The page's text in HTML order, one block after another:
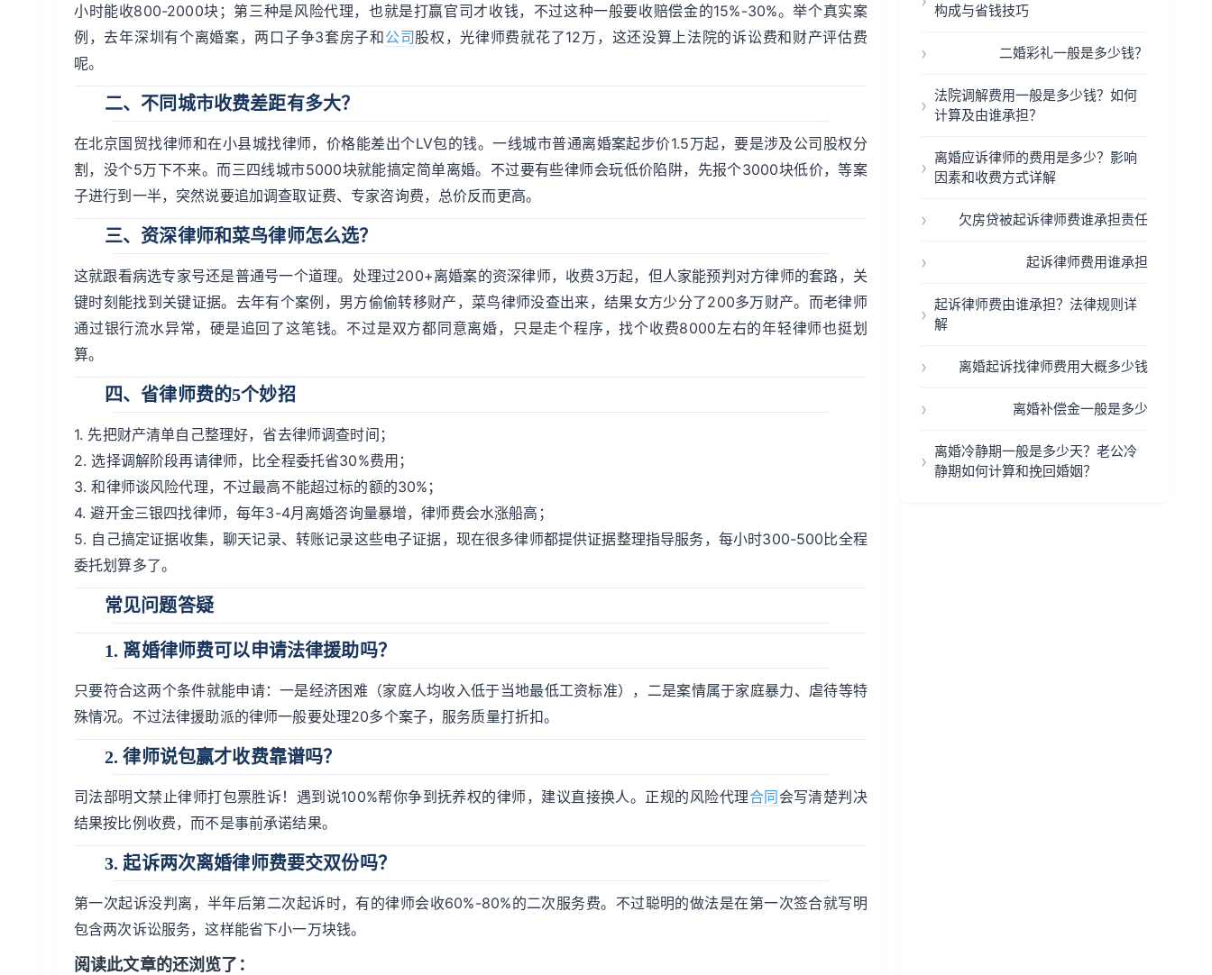
小时能收800-2000块；第三种是风险代理，也就是打赢官司才收钱，不过这种一般要收赔偿金的15%-30%。举个真实案
例，去年深圳有个离婚案，两口子争3套房子和公司 股权，光律师费就花了12万，这还没算上法院的诉讼费和财产评估费
呢。
二、不同城市收费差距有多大？
在北京国贸找律师和在小县城找律师，价格能差出个LV包的钱。一线城市普通离婚案起步价1.5万起，要是涉及公司股权分
割，没个5万下不来。而三四线城市5000块就能搞定简单离婚。不过要有些律师会玩低价陷阱，先报个3000块低价，等案
子进行到一半，突然说要追加调查取证费、专家咨询费，总价反而更高。
三、资深律师和菜鸟律师怎么选？
这就跟看病选专家号还是普通号一个道理。处理过200+离婚案的资深律师，收费3万起，但人家能预判对方律师的套路，关
键时刻能找到关键证据。去年有个案例，男方偷偷转移财产，菜鸟律师没查出来，结果女方少分了200多万财产。而老律师
通过银行流水异常，硬是追回了这笔钱。不过是双方都同意离婚，只是走个程序，找个收费8000左右的年轻律师也挺划
算。
四、省律师费的5个妙招
1. 先把财产清单自己整理好，省去律师调查时间；
2. 选择调解阶段再请律师，比全程委托省30%费用；
3. 和律师谈风险代理，不过最高不能超过标的额的30%；
4. 避开金三银四找律师，每年3-4月离婚咨询量暴增，律师费会水涨船高；
5. 自己搞定证据收集，聊天记录、转账记录这些电子证据，现在很多律师都提供证据整理指导服务，每小时300-500比全程
委托划算多了。
常见问题答疑
1. 离婚律师费可以申请法律援助吗？
只要符合这两个条件就能申请：一是经济困难（家庭人均收入低于当地最低工资标准），二是案情属于家庭暴力、虐待等特
殊情况。不过法律援助派的律师一般要处理20多个案子，服务质量打折扣。
2. 律师说包赢才收费靠谱吗？
司法部明文禁止律师打包票胜诉！遇到说100%帮你争到抚养权的律师，建议直接换人。正规的风险代理合同 会写清楚判决
结果按比例收费，而不是事前承诺结果。
3. 起诉两次离婚律师费要交双份吗？
第一次起诉没判离，半年后第二次起诉时，有的律师会收60%-80%的二次服务费。不过聪明的做法是在第一次签合就写明
包含两次诉讼服务，这样能省下小一万块钱。
阅读此文章的还浏览了：
构成与省钱技巧
二婚彩礼一般是多少钱？
法院调解费用一般是多少钱？如何
计算及由谁承担？
离婚应诉律师的费用是多少？影响
因素和收费方式详解
欠房贷被起诉律师费谁承担责任
起诉律师费用谁承担
起诉律师费由谁承担？法律规则详
解
离婚起诉找律师费用大概多少钱
离婚补偿金一般是多少
离婚冷静期一般是多少天？老公冷
静期如何计算和挽回婚姻？